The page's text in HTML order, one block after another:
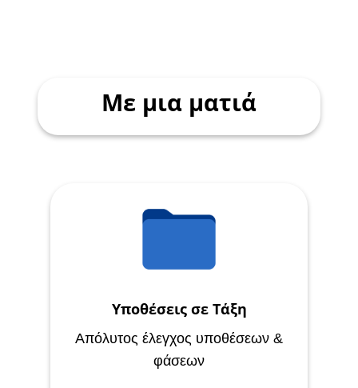
Με μια ματιά
Υποθέσεις σε Τάξη
Απόλυτος έλεγχος υποθέσεων &
φάσεων